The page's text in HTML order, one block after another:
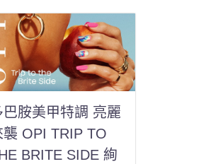
巴胺美甲特調 亮麗
襲 OPI TRIP TO
BRITE SIDE 絢